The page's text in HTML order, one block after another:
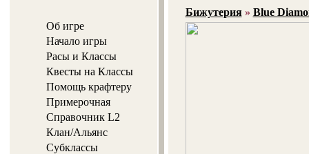
Об игре
Начало игры
Расы и Классы
Квесты на Классы
Помощь крафтеру
Примерочная
Справочник L2
Клан/Альянс
Субклассы
Бижутерия» Blue